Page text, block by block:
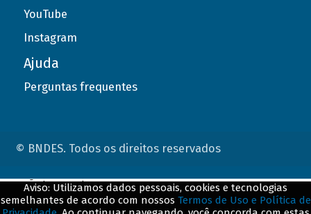
YouTube
Instagram
Ajuda
Perguntas frequentes
© BNDES. Todos os direitos reservados
Aviso: Utilizamos dados pessoais, cookies e tecnologias
semelhantes de acordo com nossos Termos de Uso e Política de
ConteÃºdo complementar
${title}${badge}